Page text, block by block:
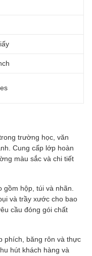
trường học, văn
Cung cấp lớp hoàn
màu sắc và chi tiết
hộp, túi và nhãn.
và trầy xước cho bao
cầu đóng gói chất
phích, băng rôn và thực
hút khách hàng và